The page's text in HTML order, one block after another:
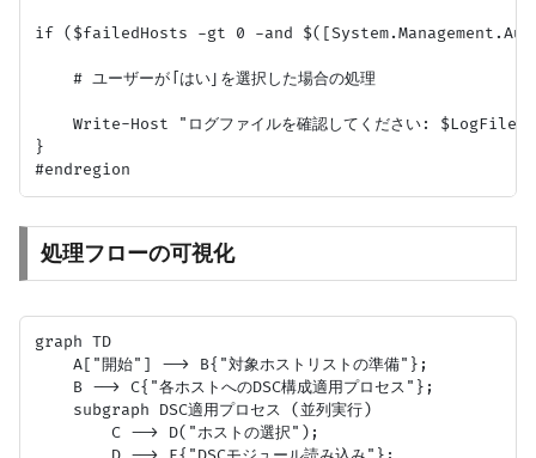
if ($failedHosts -gt 0 -and
    # ユーザーが「はい」を選択した場合の処理
Write-Host "ログファイルを確認してください:
}
処理フローの可視化
graph TD
    A["開始"] --> B{"対象ホストリストの準備"};
    B --> C{"各ホストへのDSC構成適用プロセス"};
    subgraph DSC適用プロセス (並列実行)
        C --> D("ホストの選択");